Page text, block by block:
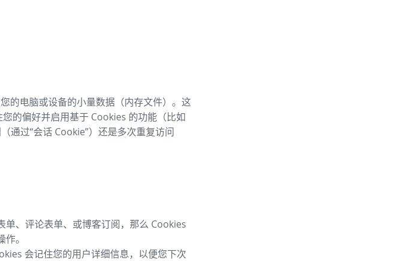
的电脑或设备的小量数据（内存文件）。这
的偏好并启用基于 Cookies 的功能（比如
通过“会话 Cookie”）还是多次重复访问
、评论表单、或博客订阅，那么 Cookies
。
会记住您的用户详细信息，以便您下次